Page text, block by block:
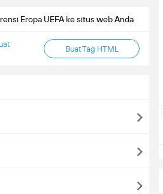
Eropa UEFA ke situs web Anda
Buat Tag HTML